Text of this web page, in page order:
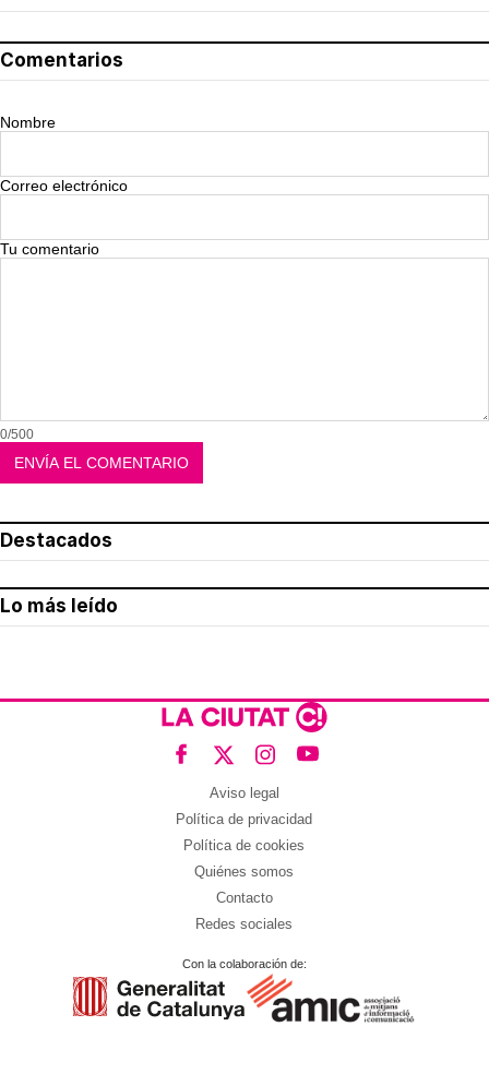
Comentarios
Nombre
Correo electrónico
Tu comentario
0/500
Destacados
Lo más leído
Aviso legal
Política de privacidad
Política de cookies
Quiénes somos
Contacto
Redes sociales
Con la colaboración de: